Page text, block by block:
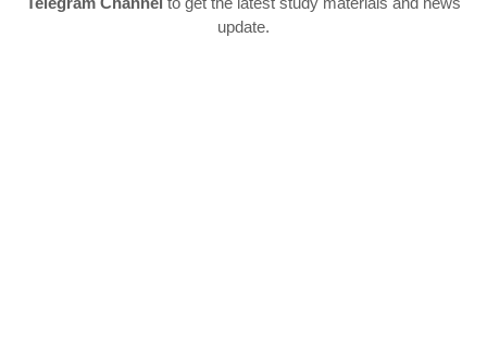
update.